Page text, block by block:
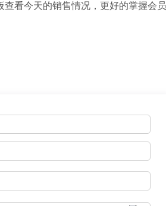
看今天的销售情况，更好的掌握会员